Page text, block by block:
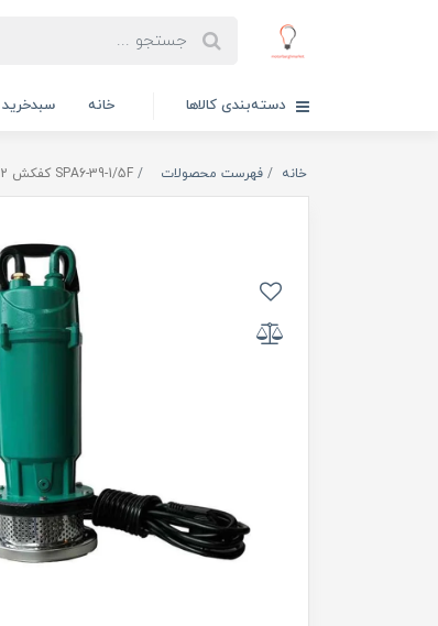
دسته‌بندی کالاها خانه سبدخرید
خانه فهرست محصولات SPA6-39-1/5F کفکش 2 اینچ 42 متری